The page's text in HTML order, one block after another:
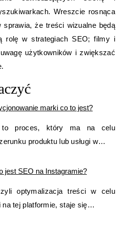
Wreszcie rosnąca
sprawia, że treści wizualne będą
rolę w strategiach SEO; filmy i
użytkowników i zwiększać
marki co to jest?
to proces, który ma na celu
produktu lub usługi w…
jest SEO na Instagramie?
optymalizacja treści w celu
tej platformie, staje się…